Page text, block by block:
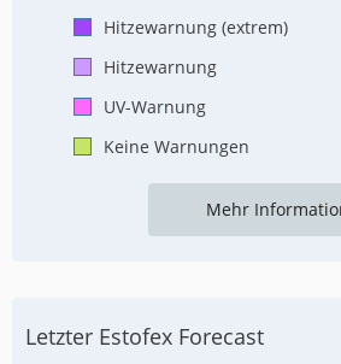
Hitzewarnung (extrem)
Hitzewarnung
UV-Warnung
Keine Warnungen
Mehr
Letzter Estofex Forecast